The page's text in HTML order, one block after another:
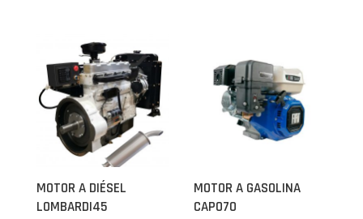
MOTOR A DIÉSEL
LOMBARDI45
MOTOR A GASOLINA
CAPO70